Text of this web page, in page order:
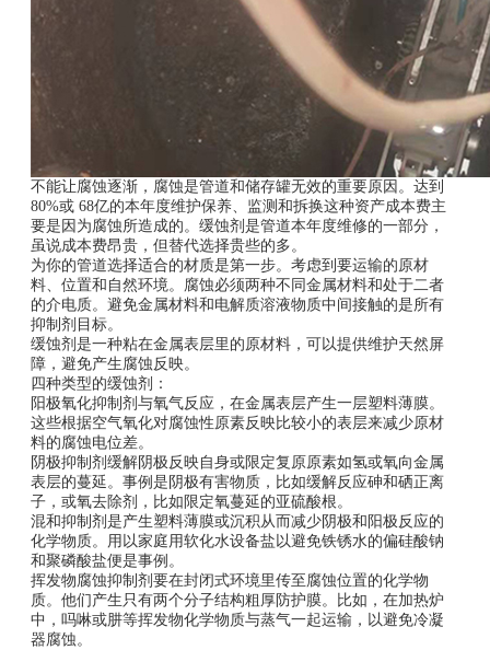
不能让腐蚀逐渐，腐蚀是管道和储存罐无效的重要原因。达到
80%或 68亿的本年度维护保养、监测和拆换这种资产成本费主
要是因为腐蚀所造成的。缓蚀剂是管道本年度维修的一部分，
虽说成本费昂贵，但替代选择贵些的多。
为你的管道选择适合的材质是第一步。考虑到要运输的原材
料、位置和自然环境。腐蚀必须两种不同金属材料和处于二者
的介电质。避免金属材料和电解质溶液物质中间接触的是所有
抑制剂目标。
缓蚀剂是一种粘在金属表层里的原材料，可以提供维护天然屏
障，避免产生腐蚀反映。
四种类型的缓蚀剂：
阳极氧化抑制剂与氧气反应，在金属表层产生一层塑料薄膜。
这些根据空气氧化对腐蚀性原素反映比较小的表层来减少原材
料的腐蚀电位差。
阴极抑制剂缓解阴极反映自身或限定复原原素如氢或氧向金属
表层的蔓延。事例是阴极有害物质，比如缓解反应砷和硒正离
子，或氧去除剂，比如限定氧蔓延的亚硫酸根。
混和抑制剂是产生塑料薄膜或沉积从而减少阴极和阳极反应的
化学物质。用以家庭用软化水设备盐以避免铁锈水的偏硅酸钠
和聚磷酸盐便是事例。
挥发物腐蚀抑制剂要在封闭式环境里传至腐蚀位置的化学物
质。他们产生只有两个分子结构粗厚防护膜。比如，在加热炉
中，吗啉或肼等挥发物化学物质与蒸气一起运输，以避免冷凝
器腐蚀。